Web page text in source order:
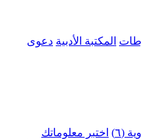
المكتبة الأدبية دعوى
(٦)
اختبر معلوماتك